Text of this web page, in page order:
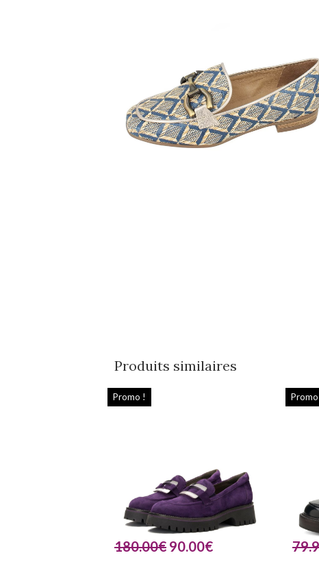
Produits similaires
Promo !
180.00€ 90.00€